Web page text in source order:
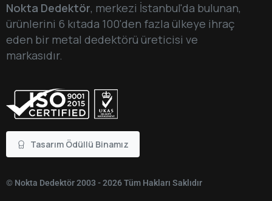
Nokta Dedektör, merkezi İstanbul'da bulunan,
ürünlerini 6 kıtada 100'den fazla ülkeye ihraç
eden bir metal dedektörü üreticisi ve
markasıdır.
Tasarım Ödüllü Binamız
© Nokta Dedektör 2003 - 2026 Tüm Hakları Saklıdır